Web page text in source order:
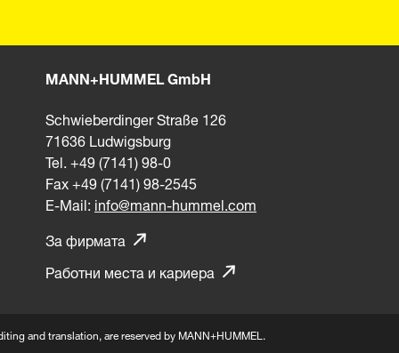
MANN+HUMMEL GmbH
Schwieberdinger Straße 126
71636 Ludwigsburg
Tel. +49 (7141) 98-0
Fax +49 (7141) 98-2545
E-Mail: info@mann-hummel.com
За фирмата
Работни места и кариера
and translation, are reserved by MANN+HUMMEL.